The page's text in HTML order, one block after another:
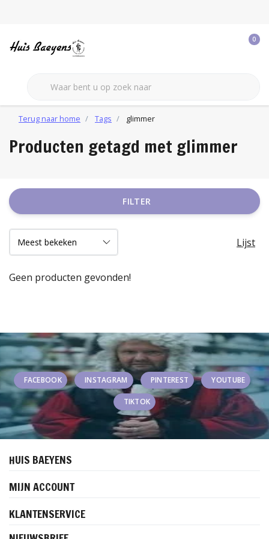
0
Terug naar home Tags glimmer
Producten getagd met glimmer
FILTER
Lijst
Geen producten gevonden!
FACEBOOK INSTAGRAM PINTEREST YOUTUBE
TIKTOK
HUIS BAEYENS
MIJN ACCOUNT
KLANTENSERVICE